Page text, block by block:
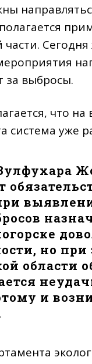
части.
за выбросы.
что
система уже
но
области
и